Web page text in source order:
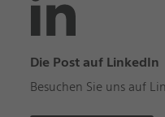
Die Post auf LinkedIn
Besuchen Sie uns auf